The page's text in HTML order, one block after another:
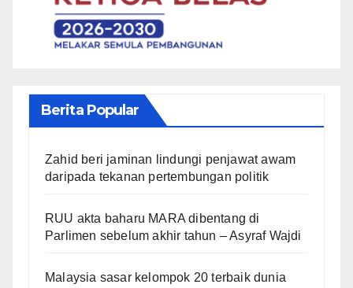
Berita Popular
Zahid beri jaminan lindungi penjawat awam
daripada tekanan pertembungan politik
RUU akta baharu MARA dibentang di
Parlimen sebelum akhir tahun – Asyraf Wajdi
Malaysia sasar kelompok 20 terbaik dunia